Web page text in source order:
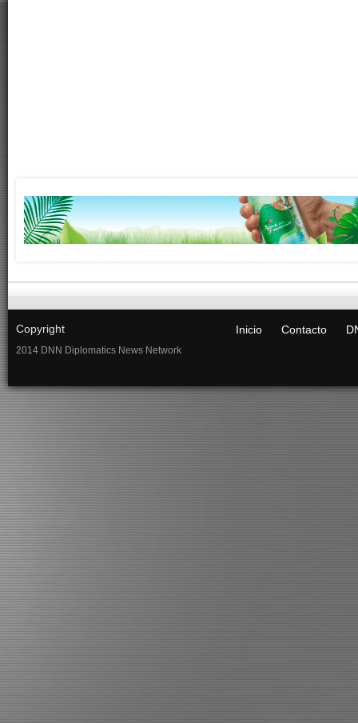
Copyright
2014 DNN Diplomatics News Network
Inicio Contacto